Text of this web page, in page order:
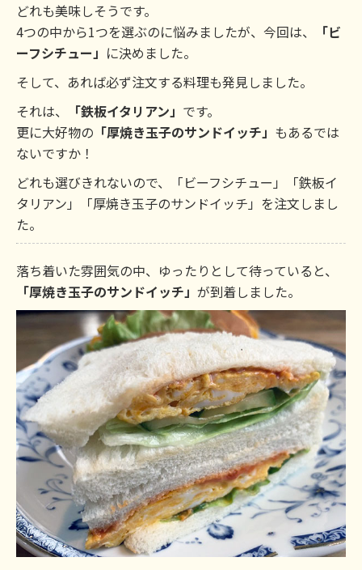
どれも美味しそうです。
4つの中から1つを選ぶのに悩みましたが、今回は、
「ビ
ーフシチュー」 に決めました。
そして、あれば必ず注文する料理も発見しました。
それは、
「鉄板イタリアン」 です。
更に大好物の 「厚焼き玉子のサンドイッチ」 もあるでは
ないですか！
どれも選びきれないので、「ビーフシチュー」「鉄板イ
タリアン」「厚焼き玉子のサンドイッチ」を注文しまし
た。
落ち着いた雰囲気の中、ゆったりとして待っていると、
「厚焼き玉子のサンドイッチ」 が到着しました。